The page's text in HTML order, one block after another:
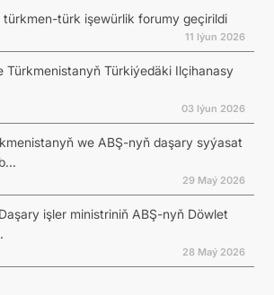
türkmen-türk işewürlik forumy geçirildi
11 Iýun 2026
Türkmenistanyň Türkiýedäki Ilçihanasy
03 Iýun 2026
we ABŞ-nyň daşary syýasat
29 Maý 2026
işler ministriniň ABŞ-nyň Döwlet
28 Maý 2026